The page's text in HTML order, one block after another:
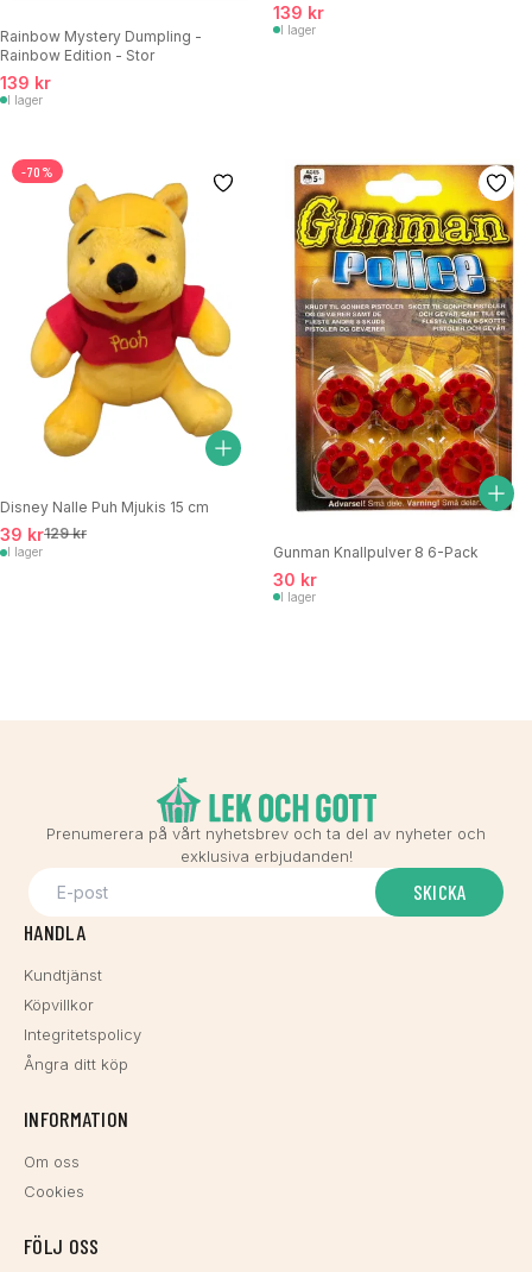
Rainbow Mystery Dumpling -
Rainbow Edition - Stor
139 kr
I lager
139 kr
I lager
-70%
Disney Nalle Puh Mjukis 15 cm
39 kr129 kr
I lager Gunman Knallpulver 8 6-Pack
30 kr
I lager
Prenumerera på vårt nyhetsbrev och ta del av nyheter och
exklusiva erbjudanden!
SKICKA
HANDLA
Kundtjänst
Köpvillkor
Integritetspolicy
Ångra ditt köp
INFORMATION
Om oss
Cookies
FÖLJ OSS